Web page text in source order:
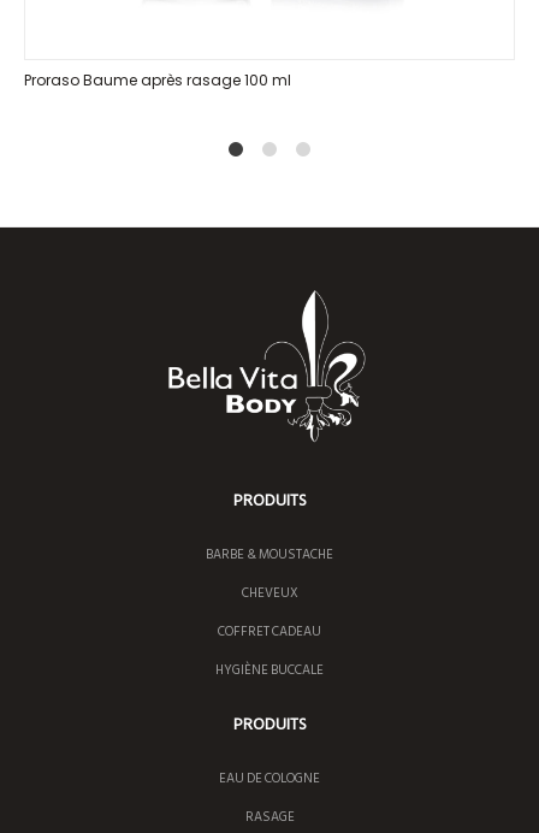
Proraso Baume après rasage 100 ml
PRODUITS
BARBE & MOUSTACHE
CHEVEUX
COFFRET CADEAU
HYGIÈNE BUCCALE
PRODUITS
EAU DE COLOGNE
RASAGE